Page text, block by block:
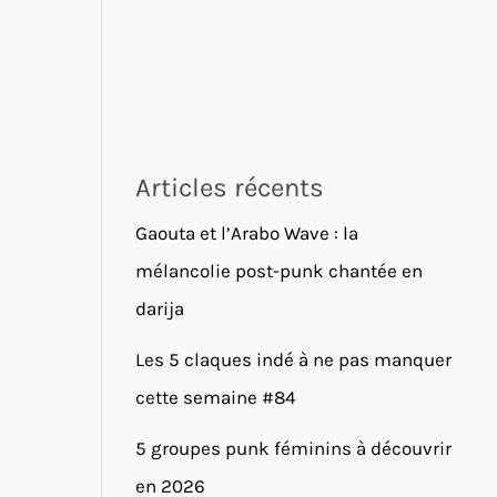
Articles récents
Gaouta et l’Arabo Wave : la
mélancolie post-punk chantée en
darija
Les 5 claques indé à ne pas manquer
cette semaine #84
5 groupes punk féminins à découvrir
en 2026